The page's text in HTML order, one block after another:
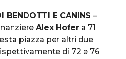
BENDOTTI E CANINS –
Alex Hofer a 71
piazza per altri due
di 72 e 76